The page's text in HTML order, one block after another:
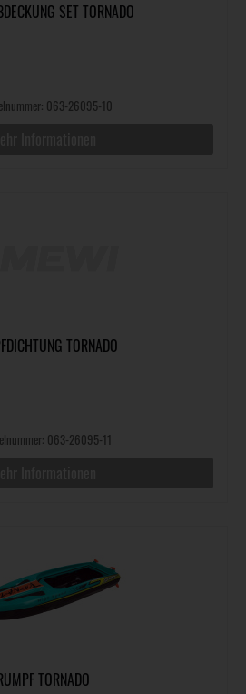
SET TORNADO
063-26095-10
TORNADO
063-26095-11
TORNADO